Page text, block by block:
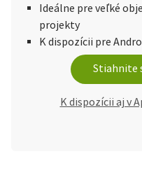
Ideálne pre veľké
projekty
K dispozícii pre
Stiahnite
K dispozícii aj v